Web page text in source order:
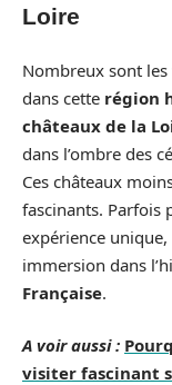
Loire
Nombreux sont
dans cette région
châteaux de la
dans l’ombre des
Ces châteaux
fascinants. Parfois
expérience
immersion dans
Française.
A voir aussi :
visiter fascinant